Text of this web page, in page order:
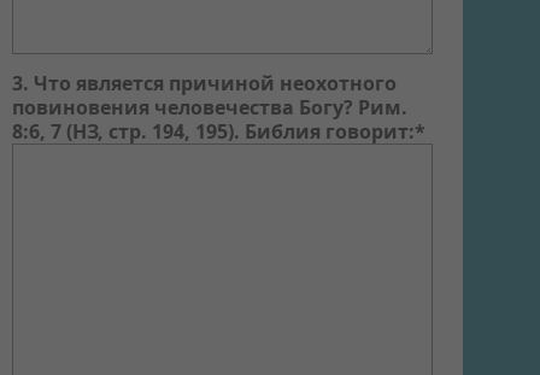
3. Что является причиной неохотного
повиновения человечества Богу? Рим.
8:6, 7 (НЗ, стр. 194, 195). Библия говорит:*